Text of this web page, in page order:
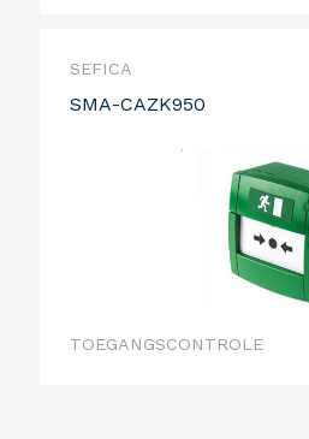
SEFICA
SMA-CAZK950
TOEGANGSCONTROLE